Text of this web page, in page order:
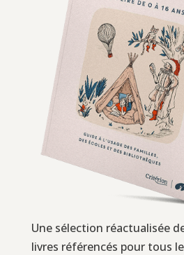
Une sélection réactualisée
livres référencés pour tous